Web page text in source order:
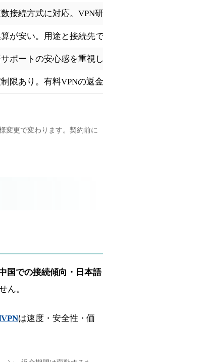
接続方式に対応。VPN研究所でも中国系記事で実
が安い。用途と接続先で使い分け。
ポートの安心感を重視したい方向け。
限あり。有料VPNの返金保証（30日）と比較して
変更で変わります。契約前に
国での接続傾向・日本語
ん。
は速度・安全性・価